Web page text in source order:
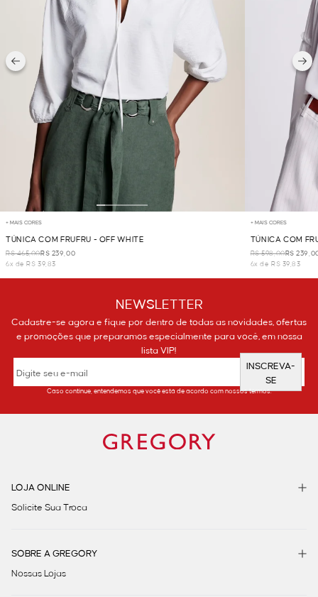
+ MAIS CORES
TÚNICA COM FRUFRU - OFF WHITE
R$ 465,00R$ 239,00
6x de R$ 39,83
+ MAIS CORES
TÚNICA COM
R$ 598,00R$
6x de R$ 39,83
NEWSLETTER
Cadastre-se agora e fique por dentro de todas as novidades, ofertas
e promoções que preparamos especialmente para você, em nossa
lista VIP!
INSCREVA-
SE
Caso continue, entendemos que você está de acordo com nossos termos.
LOJA ONLINE
Solicite Sua Troca
SOBRE A GREGORY
Nossas Lojas